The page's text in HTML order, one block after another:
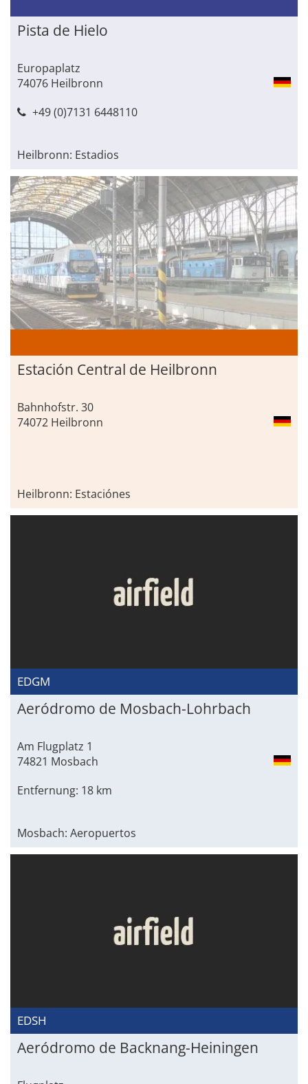
Pista de Hielo
Europaplatz
74076 Heilbronn
+49 (0)7131 6448110
Heilbronn: Estadios
Estación Central de Heilbronn
Bahnhofstr. 30
74072 Heilbronn
Heilbronn: Estaciónes
EDGM
Aeródromo de Mosbach-Lohrbach
Am Flugplatz 1
74821 Mosbach
Entfernung: 18 km
Mosbach: Aeropuertos
EDSH
Aeródromo de Backnang-Heiningen